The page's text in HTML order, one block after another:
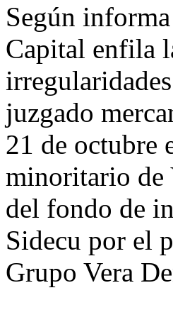
Según informa
Capital enfila
juzgado
21 de octubre
minoritario de
del fondo de
Sidecu por el
Grupo Vera